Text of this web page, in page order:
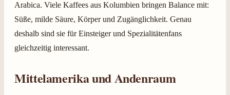
Arabica. Viele Kaffees aus Kolumbien bringen Balance mit:
Süße, milde Säure, Körper und Zugänglichkeit. Genau
deshalb sind sie für Einsteiger und Spezialitätenfans
gleichzeitig interessant.
Mittelamerika und Andenraum